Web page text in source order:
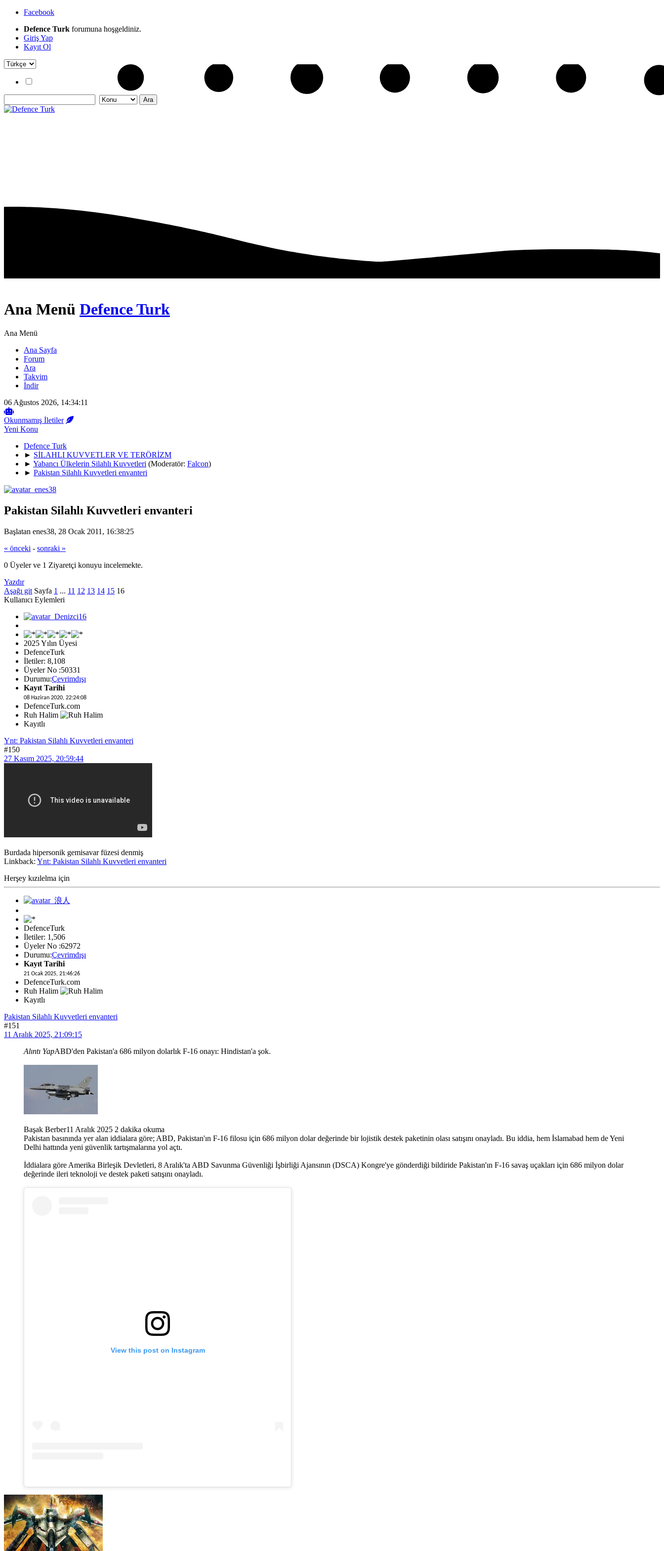
Facebook
Defence Turk forumuna hoşgeldiniz.
Giriş Yap
Kayıt Ol
Ana Menü Defence Turk
Ana Menü
Ana Sayfa
Forum
Ara
Takvim
İndir
06 Ağustos 2026, 14:34:11
Okunmamış İletiler
Yeni Konu
Defence Turk
► SİLAHLI KUVVETLER VE TERÖRİZM
► Yabancı Ülkelerin Silahlı Kuvvetleri (Moderatör: Falcon)
► Pakistan Silahlı Kuvvetleri envanteri
Pakistan Silahlı Kuvvetleri envanteri
Başlatan enes38, 28 Ocak 2011, 16:38:25
« önceki - sonraki »
0 Üyeler ve 1 Ziyaretçi konuyu incelemekte.
Yazdır
Aşağı git Sayfa 1 ... 11 12 13 14 15 16
Kullanıcı Eylemleri
2025 Yılın Üyesi
DefenceTurk
İletiler: 8,108
Üyeler No :50331
Durumu:Çevrimdışı
Kayıt Tarihi
08 Haziran 2020, 22:24:08
DefenceTurk.com
Ruh Halim
Kayıtlı
Ynt: Pakistan Silahlı Kuvvetleri envanteri
#150
27 Kasım 2025, 20:59:44
Burdada hipersonik gemisavar füzesi denmiş
Linkback: Ynt: Pakistan Silahlı Kuvvetleri envanteri
Herşey kızılelma için
DefenceTurk
İletiler: 1,506
Üyeler No :62972
Durumu:Çevrimdışı
Kayıt Tarihi
21 Ocak 2025, 21:46:26
DefenceTurk.com
Ruh Halim
Kayıtlı
Pakistan Silahlı Kuvvetleri envanteri
#151
11 Aralık 2025, 21:09:15
Alıntı YapABD'den Pakistan'a 686 milyon dolarlık F-16 onayı: Hindistan'a şok.
Başak Berber11 Aralık 2025 2 dakika okuma
Pakistan basınında yer alan iddialara göre; ABD, Pakistan'ın F-16 filosu için 686 milyon dolar değerinde bir lojistik destek paketinin olası satışını onayladı. Bu iddia, hem İslamabad hem de Yeni
Delhi hattında yeni güvenlik tartışmalarına yol açtı.
İddialara göre Amerika Birleşik Devletleri, 8 Aralık'ta ABD Savunma Güvenliği İşbirliği Ajansının (DSCA) Kongre'ye gönderdiği bildiride Pakistan'ın F-16 savaş uçakları için 686 milyon dolar
değerinde ileri teknoloji ve destek paketi satışını onayladı.
View this post on Instagram